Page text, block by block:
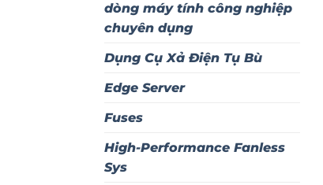
dòng máy tính công nghiệp
chuyên dụng
Dụng Cụ Xả Điện Tụ Bù
Edge Server
Fuses
High-Performance Fanless
Sys